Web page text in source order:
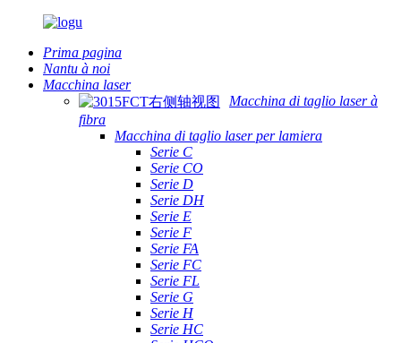
Prima pagina
Nantu à noi
Macchina laser
Macchina di taglio laser à
fibra
Macchina di taglio laser per lamiera
Serie C
Serie CO
Serie D
Serie DH
Serie E
Serie F
Serie FA
Serie FC
Serie FL
Serie G
Serie H
Serie HC